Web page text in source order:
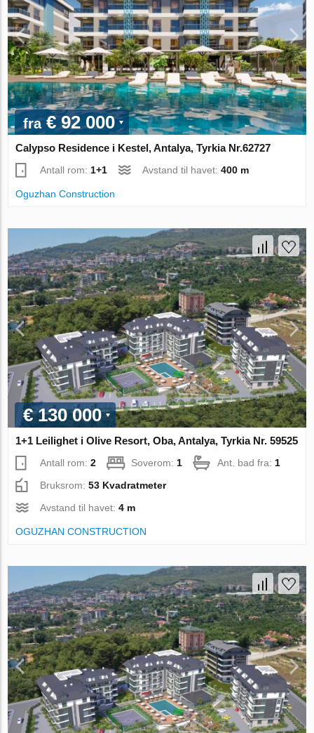
fra€ 92 000
Calypso Residence i Kestel, Antalya, Tyrkia Nr.62727
Antall rom:1+1 Avstand til havet:400 m
Oguzhan Construction
€ 130 000
1+1 Leilighet i Olive Resort, Oba, Antalya, Tyrkia Nr. 59525
Antall rom:2 Soverom: 1 Ant. bad fra: 1
Bruksrom:53 Kvadratmeter
Avstand til havet:4 m
OGUZHAN CONSTRUCTION